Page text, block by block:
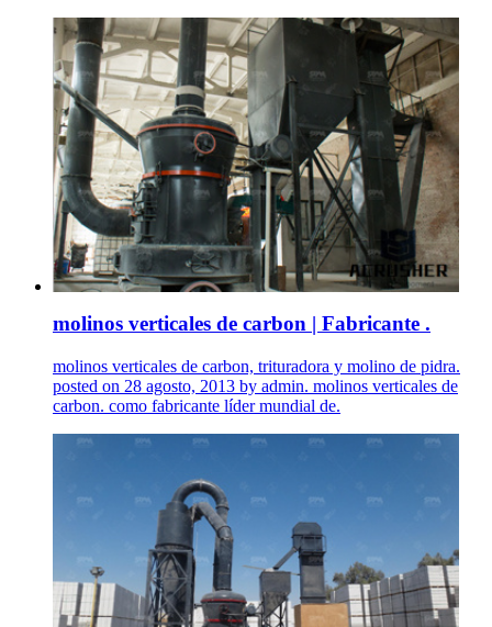
molinos verticales de carbon | Fabricante .
molinos verticales de carbon, trituradora y molino de pidra.
posted on 28 agosto, 2013 by admin. molinos verticales de
carbon. como fabricante líder mundial de.